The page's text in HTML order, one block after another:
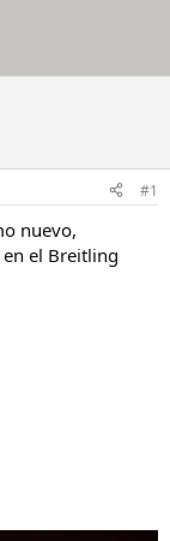
#1
nuevo,
el Breitling